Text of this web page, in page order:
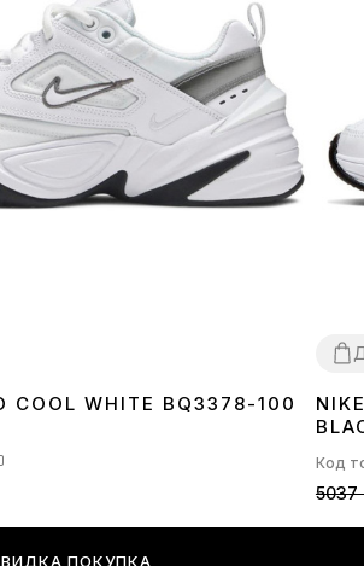
45
COOL WHITE BQ3378-100
ПОКУПКА
3639
Код
5037